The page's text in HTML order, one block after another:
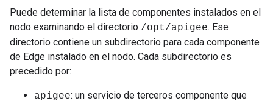
Puede determinar la lista de componentes instalados en el
nodo examinando el directorio /opt/apigee. Ese
directorio contiene un subdirectorio para cada componente
de Edge instalado en el nodo. Cada subdirectorio es
precedido por:
apigee: un servicio de terceros componente que